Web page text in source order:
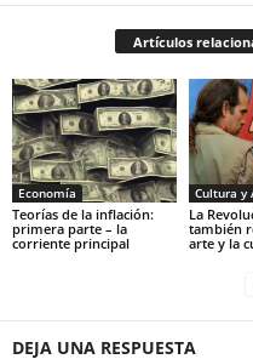
Artículos
Economía
Teorías de la inflación:
primera parte – la
corriente principal
Cultura y
La
también
arte y la
DEJA UNA RESPUESTA